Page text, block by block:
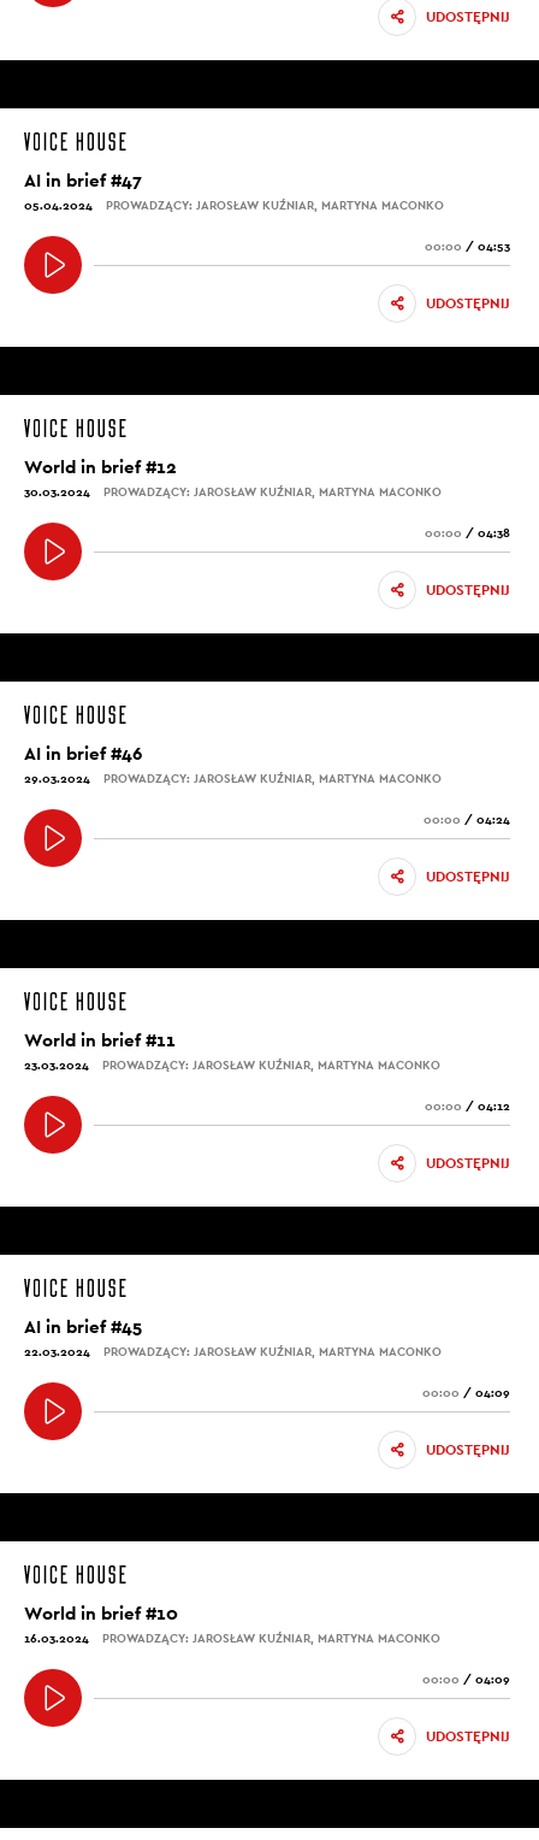
UDOSTĘPNIJ
AI in brief #47
05.04.2024 PROWADZĄCY: JAROSŁAW KUŹNIAR, MARTYNA MACONKO
00:00 / 04:53
UDOSTĘPNIJ
World in brief #12
30.03.2024 PROWADZĄCY: JAROSŁAW KUŹNIAR, MARTYNA MACONKO
00:00 / 04:38
UDOSTĘPNIJ
AI in brief #46
29.03.2024 PROWADZĄCY: JAROSŁAW KUŹNIAR, MARTYNA MACONKO
00:00 / 04:24
UDOSTĘPNIJ
World in brief #11
23.03.2024 PROWADZĄCY: JAROSŁAW KUŹNIAR, MARTYNA MACONKO
00:00 / 04:12
UDOSTĘPNIJ
AI in brief #45
22.03.2024 PROWADZĄCY: JAROSŁAW KUŹNIAR, MARTYNA MACONKO
00:00 / 04:09
UDOSTĘPNIJ
World in brief #10
16.03.2024 PROWADZĄCY: JAROSŁAW KUŹNIAR, MARTYNA MACONKO
00:00 / 04:09
UDOSTĘPNIJ